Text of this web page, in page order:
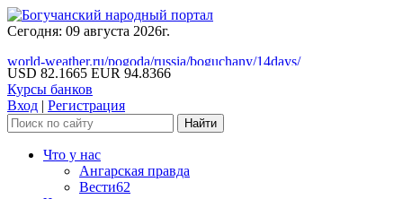
Сегодня: 09 августа 2026г.
world-weather.ru/pogoda/russia/boguchany/14days/
USD 82.1665 EUR 94.8366
Курсы банков
Вход | Регистрация
Что у нас
Ангарская правда
Вести62